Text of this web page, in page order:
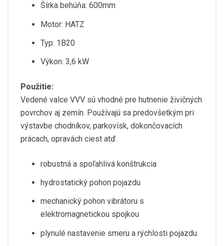
Šírka behúňa: 600mm
Motor: HATZ
Typ: 1B20
Výkon: 3,6 kW
Použitie:
Vedené valce VVV sú vhodné pre hutnenie živičných
povrchov aj zemín. Používajú sa predovšetkým pri
výstavbe chodníkov, parkovísk, dokončovacích
prácach, opravách ciest atď.
robustná a spoľahlivá konštrukcia
hydrostatický pohon pojazdu
mechanický pohon vibrátoru s
elektromagnetickou spojkou
plynulé nastavenie smeru a rýchlosti pojazdu